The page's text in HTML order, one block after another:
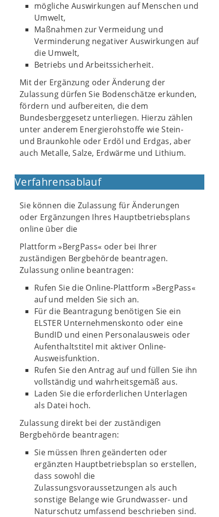
mögliche Auswirkungen auf Menschen und
Umwelt,
Maßnahmen zur Vermeidung und
Verminderung negativer Auswirkungen auf
die Umwelt,
Betriebs und Arbeitssicherheit.
Mit der Ergänzung oder Änderung der
Zulassung dürfen Sie Bodenschätze erkunden,
fördern und aufbereiten, die dem
Bundesberggesetz unterliegen. Hierzu zählen
unter anderem Energierohstoffe wie Stein-
und Braunkohle oder Erdöl und Erdgas, aber
auch Metalle, Salze, Erdwärme und Lithium.
Verfahrensablauf
Sie können die Zulassung für Änderungen
oder Ergänzungen Ihres Hauptbetriebsplans
online über die
Plattform »BergPass« oder bei Ihrer
zuständigen Bergbehörde beantragen.
Zulassung online beantragen:
Rufen Sie die Online-Plattform »BergPass«
auf und melden Sie sich an.
Für die Beantragung benötigen Sie ein
ELSTER Unternehmenskonto oder eine
BundID und einen Personalausweis oder
Aufenthaltstitel mit aktiver Online-
Ausweisfunktion.
Rufen Sie den Antrag auf und füllen Sie ihn
vollständig und wahrheitsgemäß aus.
Laden Sie die erforderlichen Unterlagen
als Datei hoch.
Zulassung direkt bei der zuständigen
Bergbehörde beantragen:
Sie müssen Ihren geänderten oder
ergänzten Hauptbetriebsplan so erstellen,
dass sowohl die
Zulassungsvoraussetzungen als auch
sonstige Belange wie Grundwasser- und
Naturschutz umfassend beschrieben sind.